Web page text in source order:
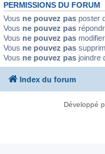
PERMISSIONS DU FORUM
Vous ne pouvez pas poster
Vous ne pouvez pas
Vous ne pouvez pas
Vous ne pouvez pas
Vous ne pouvez pas joindre
Index du forum
Développé